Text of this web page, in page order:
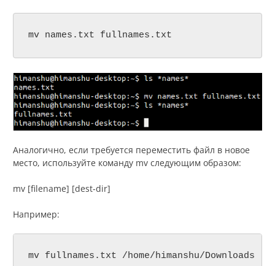
mv names.txt fullnames.txt
Аналогично, если требуется переместить файл в новое
место, используйте команду mv следующим образом:
mv [filename] [dest-dir]
Например:
mv fullnames.txt /home/himanshu/Downloads